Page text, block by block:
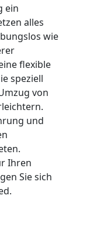
ein
alles
wie
flexible
speziell
von
und
Ihren
Sie sich